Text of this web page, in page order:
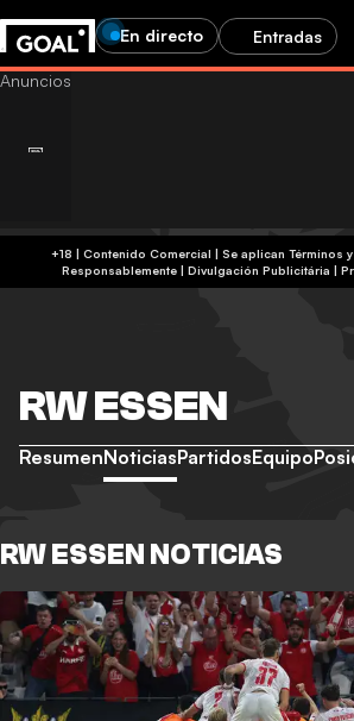
En directo Entradas
+18 | Contenido Comercial | Se aplican Términos y Condiciones | Juega
Responsablemente | Divulgación Publicitária |
RW ESSEN
ResumenNoticiasPartidosEquipo
RW ESSEN NOTICIAS